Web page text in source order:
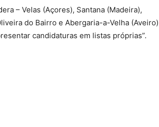
– Velas (Açores), Santana (Madeira),
do Bairro e Abergaria-a-Velha (Aveiro)
candidaturas em listas próprias”.